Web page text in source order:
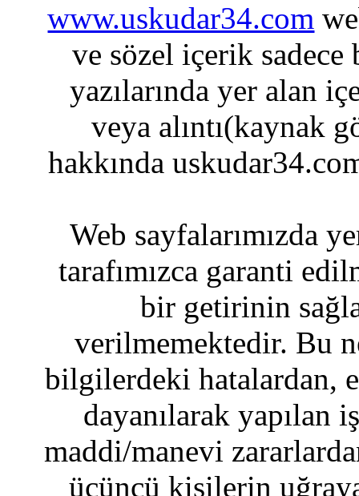
www.uskudar34.com
ve sözel içerik sadece
yazılarında yer alan
veya alıntı(kaynak
hakkında
Web sayfalarımızda
tarafımızca garanti
bir getirinin
verilmemektedir. Bu
bilgilerdeki hatalardan,
dayanılarak yapılan
maddi/manevi
üçüncü kişilerin